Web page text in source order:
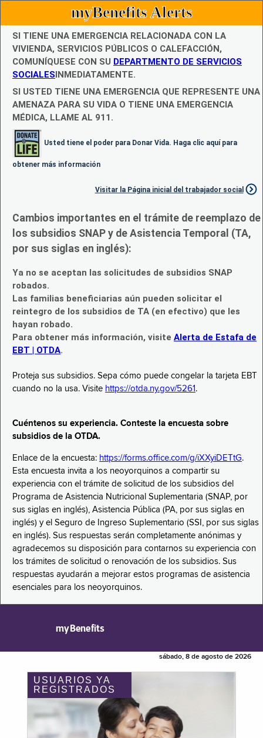
myBenefits Alerts
SI TIENE UNA EMERGENCIA RELACIONADA CON LA
VIVIENDA, SERVICIOS PÚBLICOS O CALEFACCIÓN,
COMUNÍQUESE CON SU DEPARTMENTO DE SERVICIOS
SOCIALESINMEDIATAMENTE.
SI USTED TIENE UNA EMERGENCIA QUE REPRESENTE UNA
AMENAZA PARA SU VIDA O TIENE UNA EMERGENCIA
MÉDICA, LLAME AL 911.
Usted tiene el poder para Donar Vida. Haga clic aquí para
obtener más información
Visitar la Página inicial del trabajador social
Cambios importantes en el trámite de reemplazo de
los subsidios SNAP y de Asistencia Temporal (TA,
por sus siglas en inglés):
Ya no se aceptan las solicitudes de subsidios SNAP
robados.
Las familias beneficiarias aún pueden solicitar el
reintegro de los subsidios de TA (en efectivo) que les
hayan robado.
Para obtener más información, visite Alerta de Estafa de
EBT | OTDA.
Proteja sus subsidios. Sepa cómo puede congelar la tarjeta EBT
cuando no la usa. Visite https://otda.ny.gov/5261 .
Cuéntenos su experiencia. Conteste la encuesta sobre
subsidios de la OTDA.
Enlace de la encuesta: https://forms.office.com/g/iXXyiDETtG.
Esta encuesta invita a los neoyorquinos a compartir su
experiencia con el trámite de solicitud de los subsidios del
Programa de Asistencia Nutricional Suplementaria (SNAP, por
sus siglas en inglés), Asistencia Pública (PA, por sus siglas en
inglés) y el Seguro de Ingreso Suplementario (SSI, por sus siglas
en inglés). Sus respuestas serán completamente anónimas y
agradecemos su disposición para contarnos su experiencia con
los trámites de solicitud o renovación de los subsidios. Sus
respuestas ayudarán a mejorar estos programas de asistencia
esenciales para los neoyorquinos.
myBenefits
sábado, 8 de agosto de 2026
USUARIOS YA
REGISTRADOS